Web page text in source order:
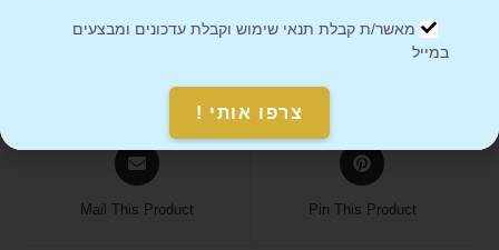
Pin This Product
Mail This Product
מאשר/ת קבלת תנאי שימוש וקבלת עדכונים ומבצעים
במייל
צרפו אותי !